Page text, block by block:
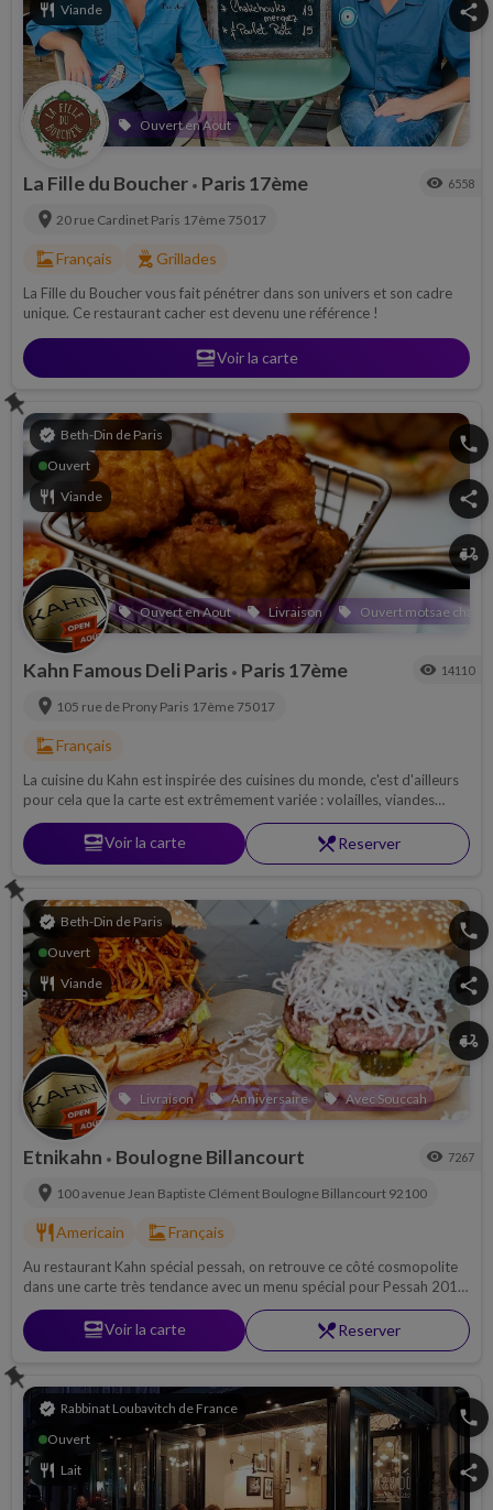
restaurant Viande
local_offer Ouvert en Aout
share
La Fille du Boucher • Paris 17ème visibility 6558
location_on 20 rue Cardinet Paris 17ème 75017
dinner_diningFrançais outdoor_grill Grillades
La Fille du Boucher vous fait pénétrer dans son univers et son cadre
unique. Ce restaurant cacher est devenu une référence !
set_mealVoir la carte
verified Beth-Din de Paris
Ouvert
restaurant Viande
local_offer Ouvert en Aout local_offer Livraison local_offer Ouvert motsae
phone
share
delivery_dining
Kahn Famous Deli Paris • Paris 17ème visibility 14110
location_on 105 rue de Prony Paris 17ème 75017
dinner_diningFrançais
La cuisine du Kahn est inspirée des cuisines du monde, c'est d'ailleurs
pour cela que la carte est extrêmement variée : volailles, viandes
braisées, salades, poissons, burgers ... Faites votre choix !
set_mealVoir la carte restaurant_menuReserver
verified Beth-Din de Paris
Ouvert
restaurant Viande
local_offer Livraison local_offer Anniversaire local_offer Avec Souccah
phone
share
delivery_dining
Etnikahn • Boulogne Billancourt visibility 7267
location_on 100 avenue Jean Baptiste Clément Boulogne Billancourt 92100
restaurant Americain dinner_diningFrançais
Au restaurant Kahn spécial pessah, on retrouve ce côté cosmopolite
dans une carte très tendance avec un menu spécial pour Pessah 2018
où se côtoient gastronomie française, cuisine bistro, burger chic et
saveurs du monde...
set_mealVoir la carte restaurant_menuReserver
verified Rabbinat Loubavitch de France
Ouvert
restaurant Lait
phone
share